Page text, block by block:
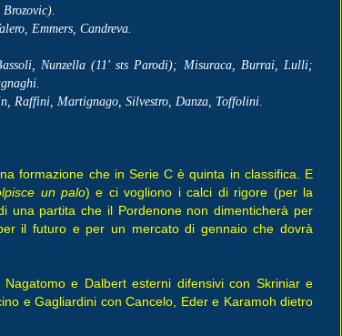
Emmers, Candreva.
Nunzella (11' sts Parodi); Misuraca, Burrai, Lulli;
Raffini, Martignago, Silvestro, Danza, Toffolini.
formazione che in Serie C è quinta in classifica. E
un palo) e ci vogliono i calci di rigore (per la
una partita che il Pordenone non dimenticherà per
il futuro e per un mercato di gennaio che dovrà
e Dalbert esterni difensivi con Skriniar e
e Gagliardini con Cancelo, Eder e Karamoh dietro